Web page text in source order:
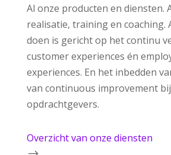
Al onze producten en diensten.
realisatie, training en coaching.
doen is gericht op het continu
customer experiences én
experiences. En het inbedden
van continuous improvement
opdrachtgevers.
Overzicht van onze diensten